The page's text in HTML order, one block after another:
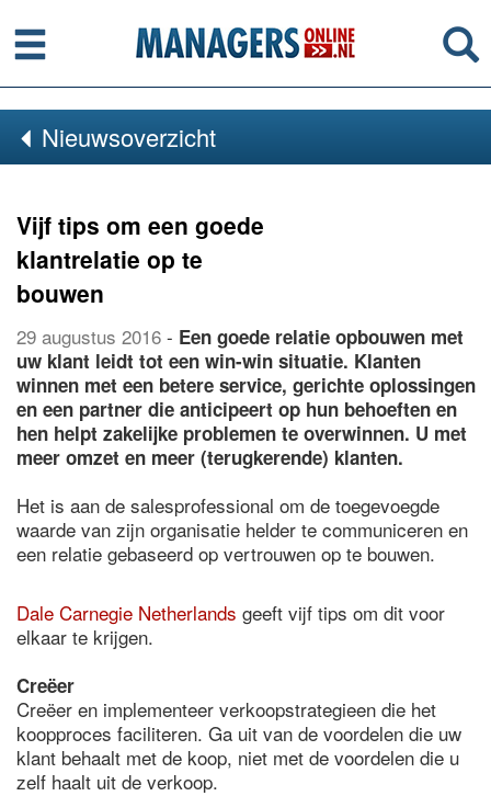
Menu
Nieuwsoverzicht
Vijf tips om een goede
klantrelatie op te
bouwen
29 augustus 2016 - Een goede relatie opbouwen met
uw klant leidt tot een win-win situatie. Klanten
winnen met een betere service, gerichte oplossingen
en een partner die anticipeert op hun behoeften en
hen helpt zakelijke problemen te overwinnen. U met
meer omzet en meer (terugkerende) klanten.
Het is aan de salesprofessional om de toegevoegde
waarde van zijn organisatie helder te communiceren en
een relatie gebaseerd op vertrouwen op te bouwen.
Dale Carnegie Netherlands geeft vijf tips om dit voor
elkaar te krijgen.
Creëer
Creëer en implementeer verkoopstrategieen die het
koopproces faciliteren. Ga uit van de voordelen die uw
klant behaalt met de koop, niet met de voordelen die u
zelf haalt uit de verkoop.